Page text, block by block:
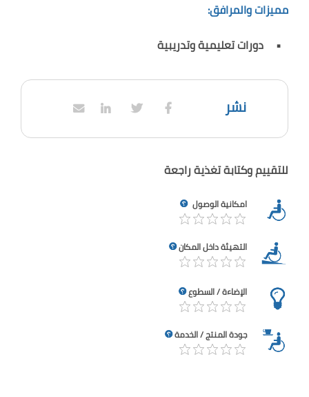
مميزات والمرافق:
دورات تعليمية وتدريبية
نشر
للتقييم وكتابة تغذية راجعة
امكانية الوصول
التهيئة داخل المكان
الإضاءة / السطوع
جودة المنتج / الخدمة